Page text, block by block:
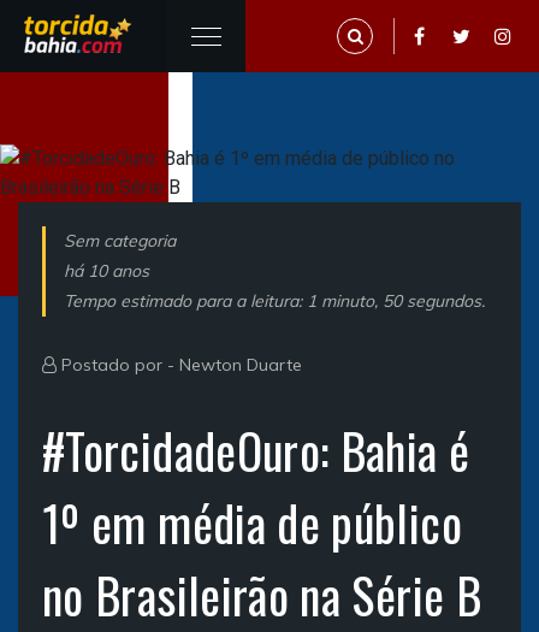
Sem categoria
há 10 anos
Tempo estimado para a leitura: 1 minuto, 50 segundos.
Postado por - Newton Duarte
#TorcidadeOuro: Bahia é
1º em média de público
no Brasileirão na Série B